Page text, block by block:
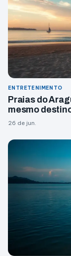
ENTRETENIMENTO
Praias do
mesmo
26 de jun.